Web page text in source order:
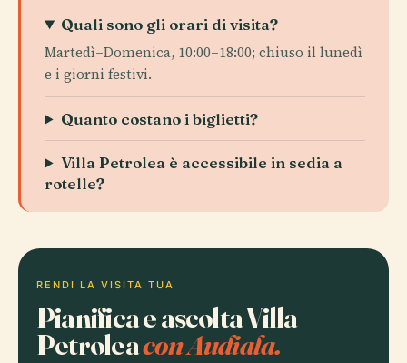
Quali sono gli orari di visita?
Martedì–Domenica, 10:00–18:00; chiuso il lunedì
e i giorni festivi.
Quanto costano i biglietti?
Villa Petrolea è accessibile in sedia a
rotelle?
RENDI LA VISITA TUA
Pianifica e ascolta Villa
Petroleacon Audiala.